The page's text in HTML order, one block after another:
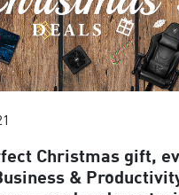
Christmas gift,
&